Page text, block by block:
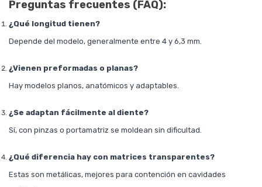
Preguntas frecuentes (FAQ):
¿Qué longitud tienen?
Depende del modelo, generalmente entre 4 y 6,3 mm.
¿Vienen preformadas o planas?
Hay modelos planos, anatómicos y adaptables.
¿Se adaptan fácilmente al diente?
Sí, con pinzas o portamatriz se moldean sin dificultad.
¿Qué diferencia hay con matrices transparentes?
Estas son metálicas, mejores para contención en cavidades